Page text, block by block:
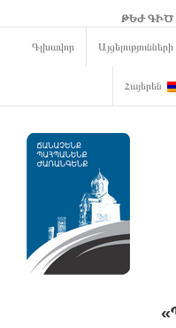
ԹԵԺ ԳԻԾ |
Գլխավոր
Հայերեն